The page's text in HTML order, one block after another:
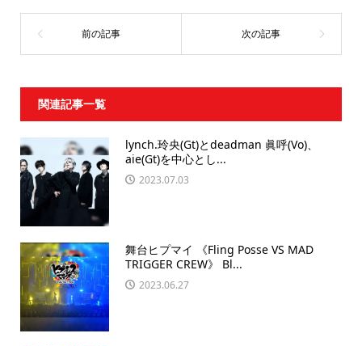
関連記事一覧
lynch.玲央(Gt)とdeadman 眞呼(Vo)、
aie(Gt)を中心とし...
2023.07.03
舞台ヒプマイ 《Fling Posse VS MAD
TRIGGER CREW》 Bl...
2023.06.27